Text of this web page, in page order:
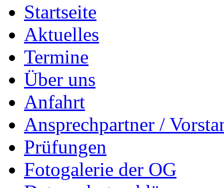
Startseite
Aktuelles
Termine
Über uns
Anfahrt
Ansprechpartner /
Prüfungen
Fotogalerie der OG